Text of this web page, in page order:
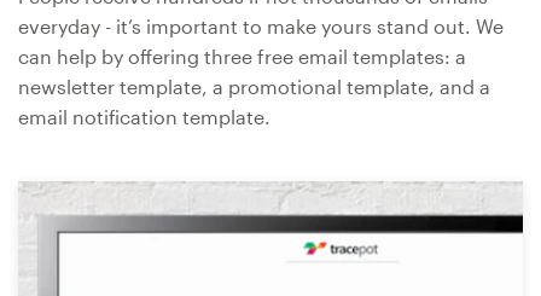
everyday - it’s important to make yours stand out. We
can help by offering three free email templates: a
newsletter template, a promotional template, and a
email notification template.